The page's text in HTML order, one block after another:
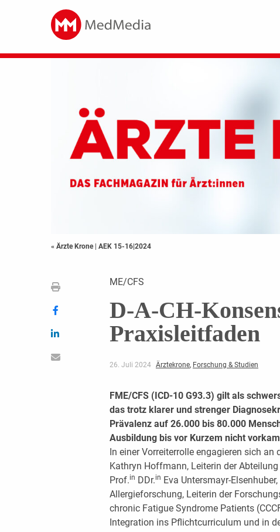
« Ärzte Krone | AEK 15-16|2024
ME/CFS
D-A-CH-
Praxisleitfaden
26. Juli 2024 Ärztekrone, Forschung & Studien
FME/CFS (ICD-10 G93.3) gilt als
das trotz klarer und strenger
Prävalenz auf 26.000 bis 80.000
Ausbildung bis vor Kurzem nicht
In einer Vorreiterrolle engagieren sich an
Kathryn Hoffmann, Leiterin der
Prof.in DDr.in Eva Untersmayr-
Allergieforschung, Leiterin der
chronic Fatigue Syndrome Patients
Integration ins Pflichtcurriculum und in